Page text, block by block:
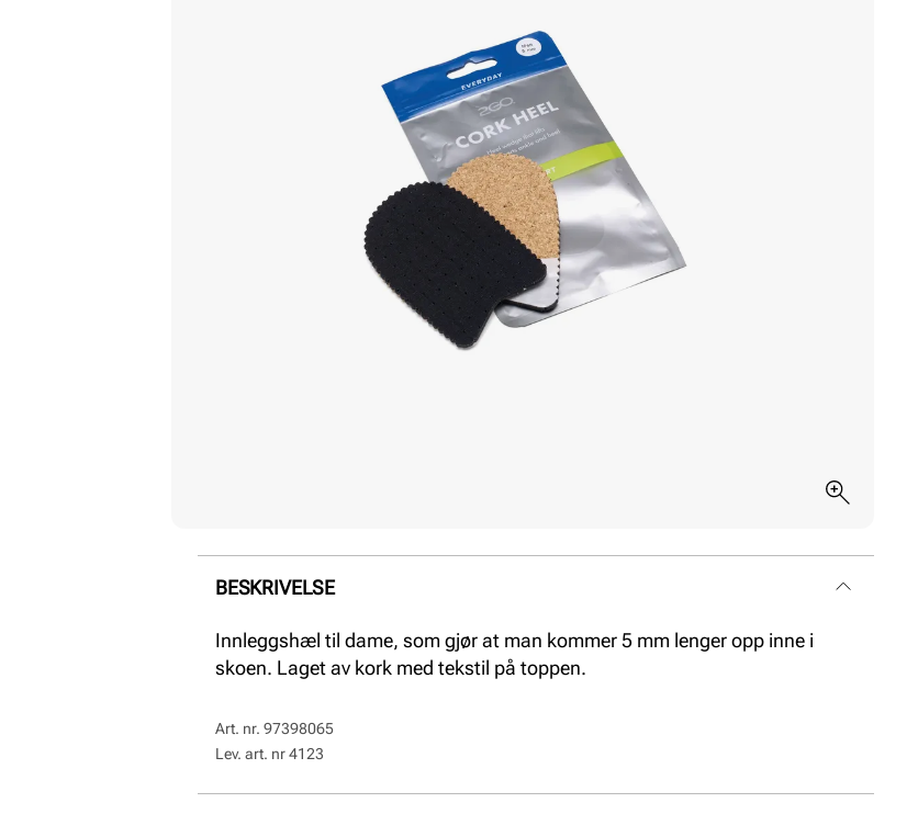
BESKRIVELSE
Innleggshæl til dame, som gjør at man kommer 5 mm lenger opp inne i
skoen. Laget av kork med tekstil på toppen.
Art. nr. 97398065
Lev. art. nr4123